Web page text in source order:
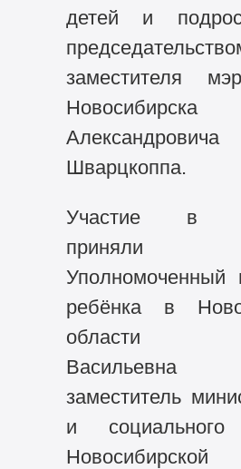
детей и
заместителя
Новосибирска
Александровича
Шварцкоппа.
Участие в
приняли
Уполномоченный
ребёнка в
области
Васильевна
заместитель
и социального